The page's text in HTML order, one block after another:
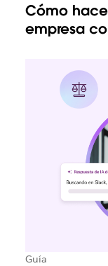
Cómo
empresa
Guía